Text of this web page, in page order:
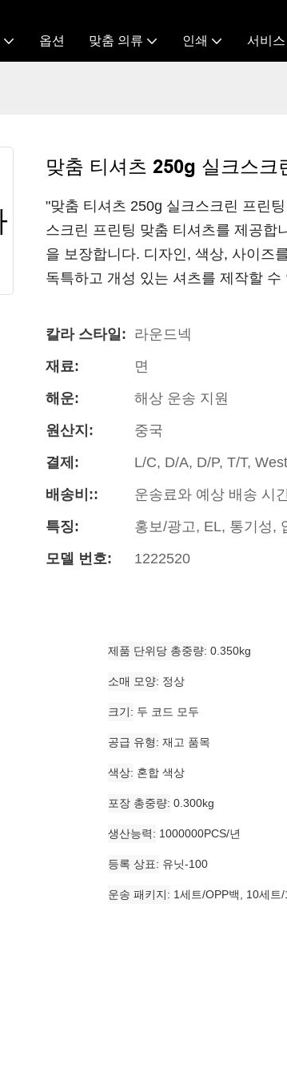
옵션 맞춤 의류 인쇄 서비스
맞춤 티셔츠 250g 실크스크
"맞춤 티셔츠 250g 실크스크린 프린
스크린 프린팅 맞춤 티셔츠를 제공합
을 보장합니다. 디자인, 색상, 사이즈
독특하고 개성 있는 셔츠를 제작할 수
칼라 스타일: 라운드넥
재료:
면
해운:
해상 운송 지원
원산지:
중국
결제:
L/C, D/A, D/P, T/T,
배송비::
운송료와 예상 배송 시
특징:
홍보/광고, EL, 통기성,
모델 번호:
1222520
제품 단위당 총중량 0.350kg
소매 모양 정상
크기 두 코드 모두
공급 유형 재고 품목
색상 혼합 색상
포장 총중량 0.300kg
생산능력 1000000PCS/년
등록 상표 유닛-100
운송 패키지 1세트/OPP백, 10세트